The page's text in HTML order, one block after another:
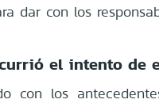
dar con los
el intento de
con los